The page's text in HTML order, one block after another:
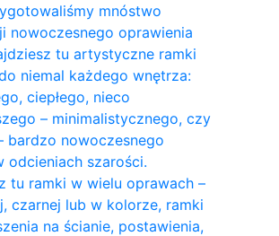
mnóstwo
nowoczesnego oprawienia
tu artystyczne ramki
niemal każdego wnętrza:
ciepłego, nieco
– minimalistycznego, czy
bardzo nowoczesnego
odcieniach szarości.
tu ramki w wielu oprawach –
czarnej lub w kolorze, ramki
na ścianie, postawienia,